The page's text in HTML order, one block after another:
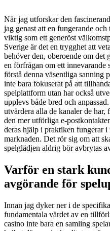
När jag utforskar den
jag genast att en fungerande
viktig som ett generöst
Sverige är det en trygghet att
behöver den, oberoende om det
en förfrågan om ett innevarande
förstå denna väsentliga sanning
inte bara fokuserat på att
spelplattform utan har också
upplevs både bred och
utvärdera alla de kanaler de
den mer utförliga e-
deras hjälp i praktiken fungerar i
marknaden. Det rör sig om att
spelglädjen aldrig bör avbrytas
Varför en stark
avgörande för
Innan jag dyker ner i de
fundamentala värdet av en
casino inte bara en samling